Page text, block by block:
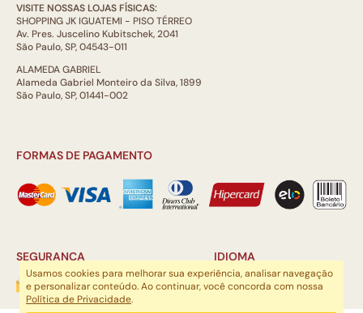
VISITE NOSSAS LOJAS FÍSICAS:
SHOPPING JK IGUATEMI - PISO TÉRREO
Av. Pres. Juscelino Kubitschek, 2041
São Paulo, SP, 04543-011
ALAMEDA GABRIEL
Alameda Gabriel Monteiro da Silva, 1899
São Paulo, SP, 01441-002
FORMAS DE PAGAMENTO
SEGURANÇA IDIOMA
Usamos cookies para melhorar sua experiência, analisar navegação
e personalizar conteúdo. Ao continuar, você concorda com nossa
Política de Privacidade.